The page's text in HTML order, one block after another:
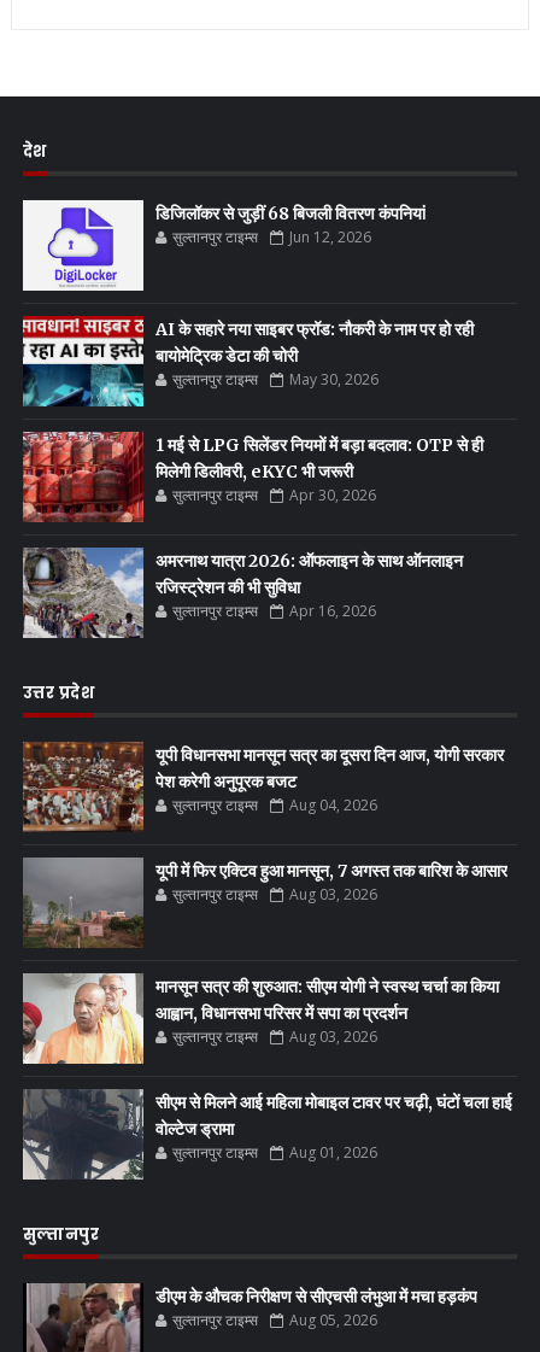
देश
डिजिलॉकर से जुड़ीं 68 बिजली वितरण कंपनियां
सुल्तानपुर टाइम्स Jun 12, 2026
AI के सहारे नया साइबर फ्रॉड: नौकरी के नाम पर हो रही
बायोमेट्रिक डेटा की चोरी
सुल्तानपुर टाइम्स May 30, 2026
1 मई से LPG सिलेंडर नियमों में बड़ा बदलाव: OTP से ही
मिलेगी डिलीवरी, eKYC भी जरूरी
सुल्तानपुर टाइम्स Apr 30, 2026
अमरनाथ यात्रा 2026: ऑफलाइन के साथ ऑनलाइन
रजिस्ट्रेशन की भी सुविधा
सुल्तानपुर टाइम्स Apr 16, 2026
उत्तर प्रदेश
यूपी विधानसभा मानसून सत्र का दूसरा दिन आज, योगी सरकार
पेश करेगी अनुपूरक बजट
सुल्तानपुर टाइम्स Aug 04, 2026
यूपी में फिर एक्टिव हुआ मानसून, 7 अगस्त तक बारिश के आसार
सुल्तानपुर टाइम्स Aug 03, 2026
मानसून सत्र की शुरुआत: सीएम योगी ने स्वस्थ चर्चा का किया
आह्वान, विधानसभा परिसर में सपा का प्रदर्शन
सुल्तानपुर टाइम्स Aug 03, 2026
सीएम से मिलने आई महिला मोबाइल टावर पर चढ़ी, घंटों चला हाई
वोल्टेज ड्रामा
सुल्तानपुर टाइम्स Aug 01, 2026
सुल्तानपुर
डीएम के औचक निरीक्षण से सीएचसी लंभुआ में मचा हड़कंप
सुल्तानपुर टाइम्स Aug 05, 2026